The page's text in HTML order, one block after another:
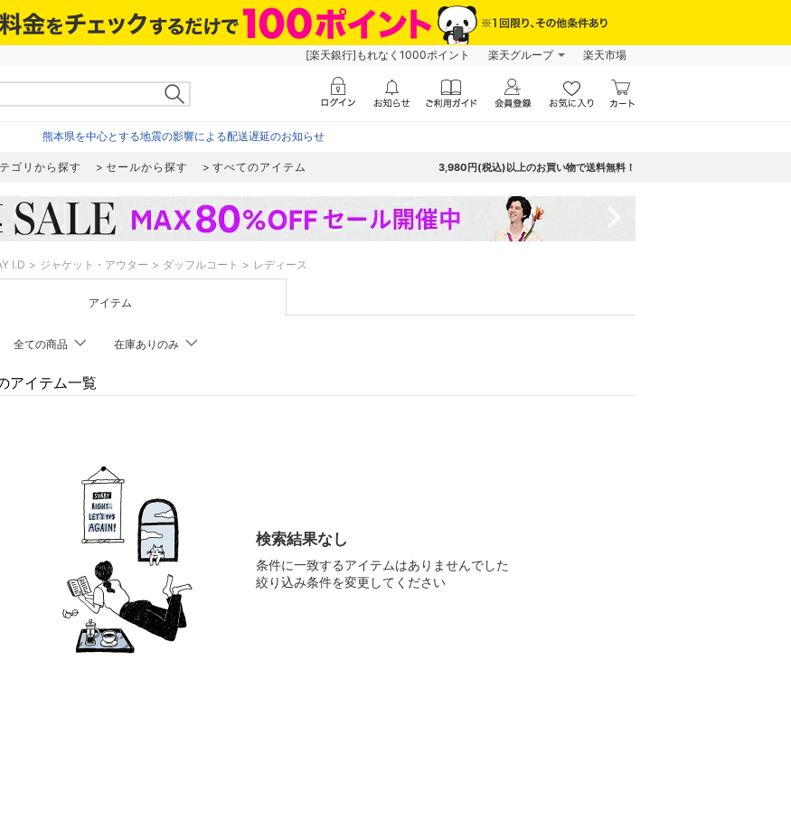
[楽天銀行]もれなく1000ポイント 楽天グループ 楽天市場
熊本県を中心とする地震の影響による配送遅延のお知らせ
ゴリから探す セールから探す すべてのアイテム 3,980円(税込)以上のお買い物で送料無料！
I.D ジャケット・アウター ダッフルコート レディース
アイテム
全ての商品 在庫ありのみ
アイテム一覧
検索結果なし
条件に一致するアイテムはありませんでした
絞り込み条件を変更してください